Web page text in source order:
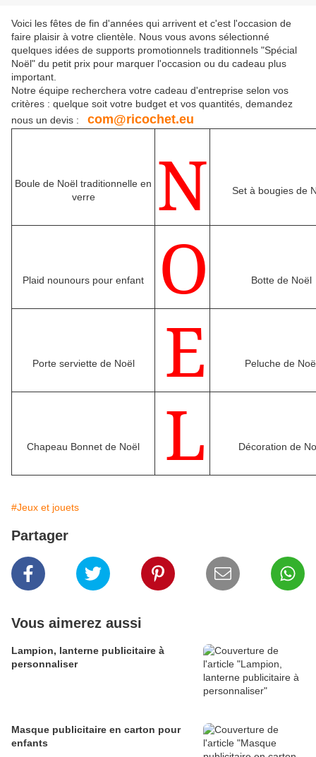
Voici les fêtes de fin d'années qui arrivent et c'est l'occasion de
faire plaisir à votre clientèle. Nous vous avons sélectionné
quelques idées de supports promotionnels traditionnels "Spécial
Noël" du petit prix pour marquer l'occasion ou du cadeau plus
important.
Notre équipe recherchera votre cadeau d'entreprise selon vos
critères : quelque soit votre budget et vos quantités, demandez
nous un devis : com@ricochet.eu
Boule de Noël traditionnelle en
verre
N Set à bougies de
Plaid nounours pour enfant O Botte de Noël
Porte serviette de Noël E Peluche de
Chapeau Bonnet de Noël L Décoration de
#Jeux et jouets
Partager
Vous aimerez aussi
Lampion, lanterne publicitaire à
personnaliser
Masque publicitaire en carton pour
enfants